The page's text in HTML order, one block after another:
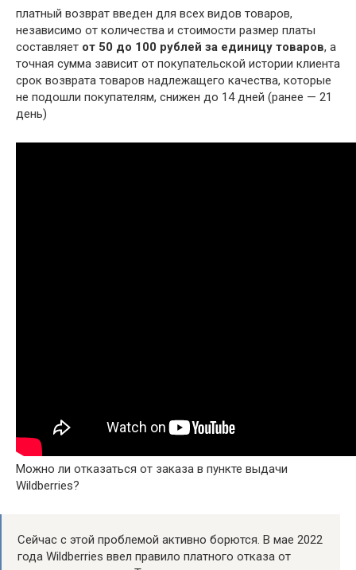
платный возврат введен для всех видов товаров,
независимо от количества и стоимости размер платы
составляет от 50 до 100 рублей за единицу товаров, а
точная сумма зависит от покупательской истории клиента
срок возврата товаров надлежащего качества, которые
не подошли покупателям, снижен до 14 дней (ранее — 21
день)
Можно ли отказаться от заказа в пункте выдачи
Wildberries?
Сейчас с этой проблемой активно борются. В мае 2022
года Wildberries ввел правило платного отказа от